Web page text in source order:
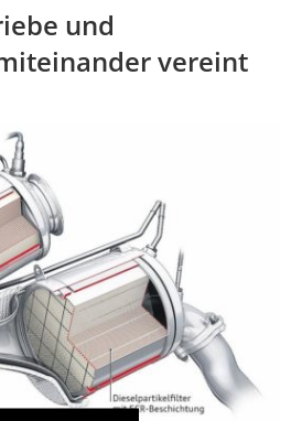
und
vereint